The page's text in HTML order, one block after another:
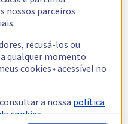
nossos parceiros
recusá-los ou
qualquer momento
cookies» acessível no
a nossa política
cookies.